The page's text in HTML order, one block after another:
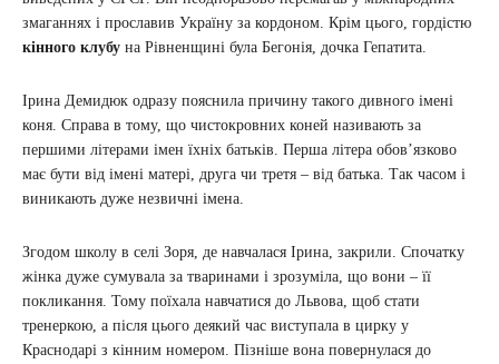
змаганнях і прославив Україну за кордоном. Крім цього, гордістю
кінного клубу на Рівненщині була Бегонія, дочка Гепатита.
Ірина Демидюк одразу пояснила причину такого дивного імені
коня. Справа в тому, що чистокровних коней називають за
першими літерами імен їхніх батьків. Перша літера обов’язково
має бути від імені матері, друга чи третя – від батька. Так часом і
виникають дуже незвичні імена.
Згодом школу в селі Зоря, де навчалася Ірина, закрили. Спочатку
жінка дуже сумувала за тваринами і зрозуміла, що вони – її
покликання. Тому поїхала навчатися до Львова, щоб стати
тренеркою, а після цього деякий час виступала в цирку у
Краснодарі з кінним номером. Пізніше вона повернулася до